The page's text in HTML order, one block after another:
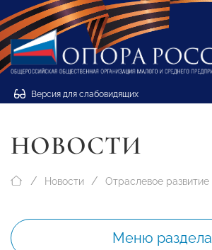
Версия для слабовидящих
НОВОСТИ
Новости Отраслевое развитие
Меню раздела